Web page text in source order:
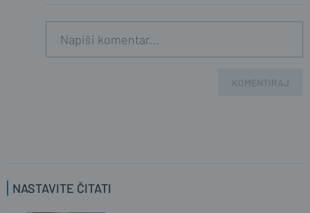
KOMENTIRAJ
NASTAVITE ČITATI